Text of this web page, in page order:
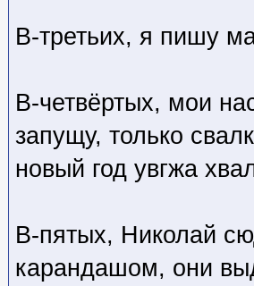
В-третьих, я пишу
В-четвёртых, мои
запущу, только
новый год увгжа
В-пятых, Николай
карандашом, они